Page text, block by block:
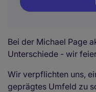
Bei der Michael Page
Unterschiede - wir
Wir verpflichten uns,
geprägtes Umfeld zu